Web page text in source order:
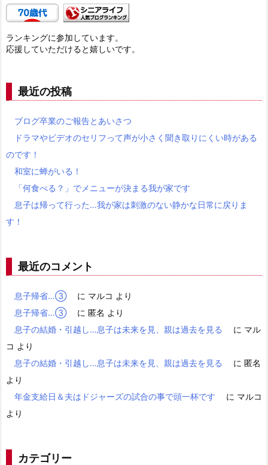
ランキングに参加しています。
応援していただけると嬉しいです。
最近の投稿
ブログ卒業のご報告とあいさつ
ドラマやビデオのセリフって声が小さく聞き取りにくい時がある
のです！
和室に蝉がいる！
「何食べる？」でメニューが決まる我が家です
息子は帰って行った…我が家は刺激のない静かな日常に戻りま
す！
最近のコメント
息子帰省…③ に マルコ より
息子帰省…③
に 匿名 より
息子の結婚・引越し…息子は未来を見、親は過去を見る
に マル
コ より
息子の結婚・引越し…息子は未来を見、親は過去を見る
に 匿名
より
年金支給日＆夫はドジャーズの試合の事で頭一杯です
に マルコ
より
カテゴリー